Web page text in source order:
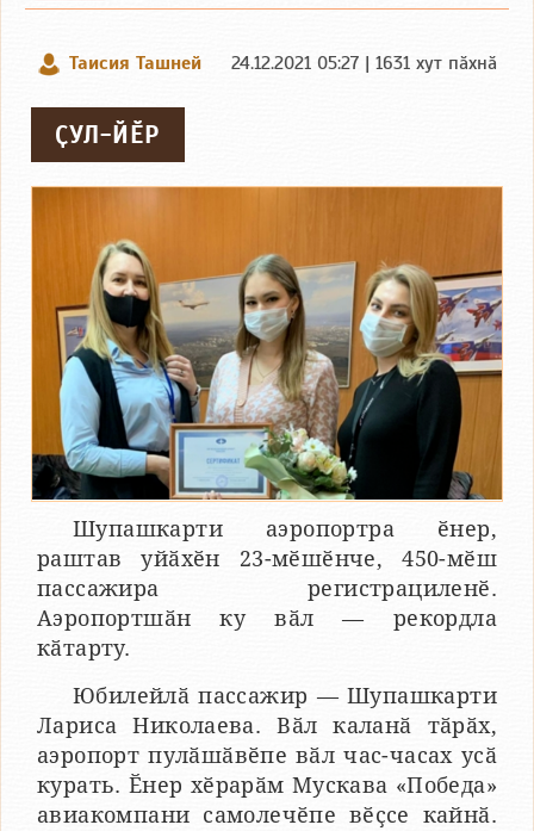
Таисия Ташней 24.12.2021 05:27 | 1631 хут пӑхнӑ
ҪУЛ-ЙӖР
Шупашкарти аэропортра ӗнер,
раштав уйӑхӗн 23-мӗшӗнче, 450-мӗш
пассажира регистрациленӗ.
Аэропортшӑн ку вӑл — рекордла
кӑтарту.
Юбилейлӑ пассажир — Шупашкарти
Лариса Николаева. Вӑл каланӑ тӑрӑх,
аэропорт пулӑшӑвӗпе вӑл час-часах усӑ
курать. Ӗнер хӗрарӑм Мускава «Победа»
авиакомпани самолечӗпе вӗҫсе кайнӑ.